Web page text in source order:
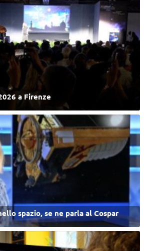
a Firenze
spazio, se ne parla al Cospar